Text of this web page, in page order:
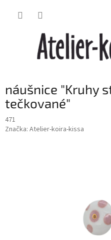
náušnice "Kruhy
tečkované"
471
Značka: Atelier-koira-kissa